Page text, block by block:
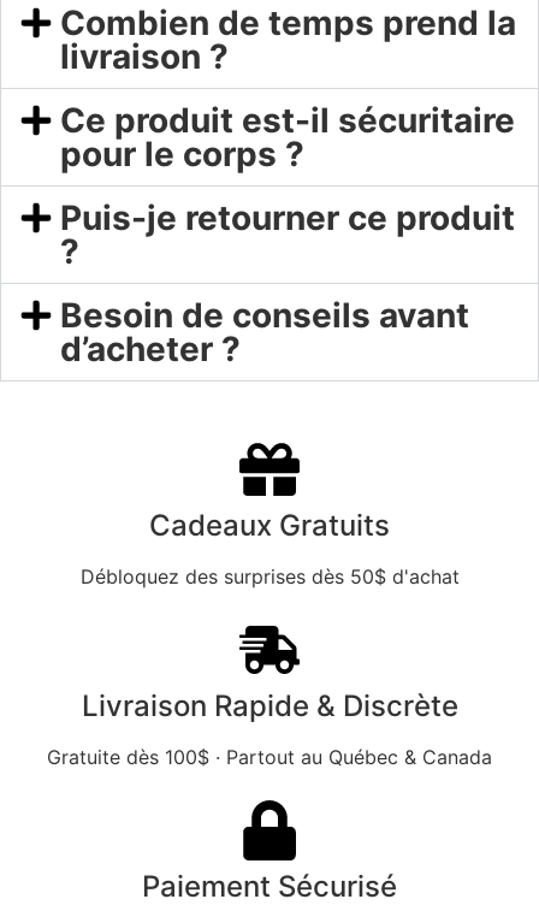
Combien de temps prend la
livraison ?
Ce produit est-il sécuritaire
pour le corps ?
Puis-je retourner ce produit
?
Besoin de conseils avant
d’acheter ?
Cadeaux Gratuits
Débloquez des surprises dès 50$ d'achat
Livraison Rapide & Discrète
Gratuite dès 100$ · Partout au Québec & Canada
Paiement Sécurisé